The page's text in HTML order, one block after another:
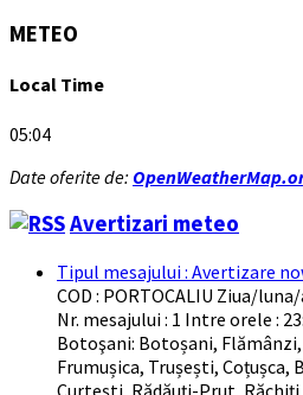
METEO
Local Time
05:04
Date oferite de:
Avertizari meteo
Tipul mesajului : Avertizare
COD : PORTOCALIU Ziua/
Nr. mesajului : 1 Intre orele :
Botoşani: Botoșani,
Frumușica, Trușești, Coțușca,
Curtești, Rădăuți-Prut,